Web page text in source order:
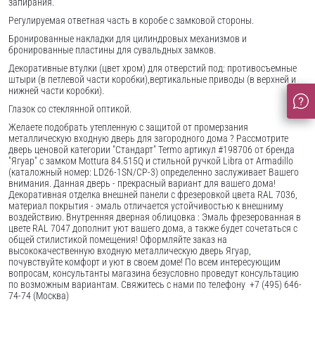
Регулируемая ответная часть в коробе с замковой стороны.
Бронированные накладки для цилиндровых механизмов и
бронированные пластины для сувальдных замков.
Декоративные втулки (цвет хром) для отверстий под: противосъемные
штыри (в петлевой части коробки),вертикальные приводы (в верхней и
нижней части коробки).
Глазок со стеклянной оптикой.
Желаете подобрать утепленную с защитой от промерзания
металлическую входную дверь для загородного дома ? Рассмотрите
дверь ценовой категории "Стандарт" Termo артикул #198706 от бренда
"Ягуар" с замком Mottura 84.515Q и стильной ручкой Libra от Armadillo
(каталожный номер: LD26-1SN/CP-3) определенно заслуживает Вашего
внимания. Данная дверь - прекрасный вариант для вашего дома!
Декоративная отделка внешней панели с фрезеровкой цвета RAL 7036,
материал покрытия - эмаль отличается устойчивостью к внешниму
воздействию. Внутренняя дверная облицовка : Эмаль фрезерованная в
цвете RAL 7047 дополнит уют вашего дома, а также будет сочетаться с
общей стилистикой помещения! Оформляйте заказ на
высококачественную входную металлическую дверь Ягуар,
почувствуйте комфорт и уют в своем доме! По всем интересующим
вопросам, консультанты магазина безусловно проведут консультацию
по возможным вариантам. Свяжитесь с нами по телефону +7 (495) 646-
74-74 (Москва)